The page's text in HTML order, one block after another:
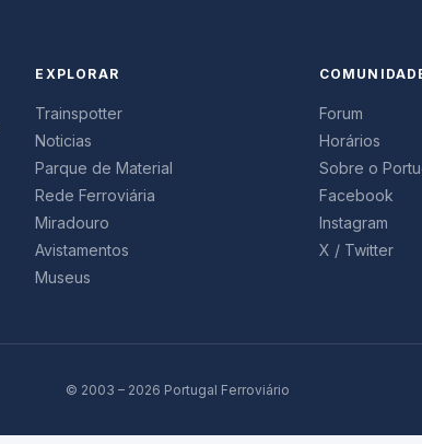
EXPLORAR
Trainspotter
Noticias
Parque de Material
Rede Ferroviária
Miradouro
Avistamentos
Museus
Forum
Horários
Sobre o
Facebook
Instagram
X / Twitter
© 2003 – 2026 Portugal Ferroviário